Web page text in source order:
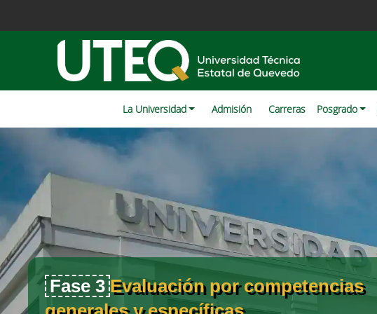
La Universidad Admisión Carreras Posgrado
Fase 3 Evaluación por competencias